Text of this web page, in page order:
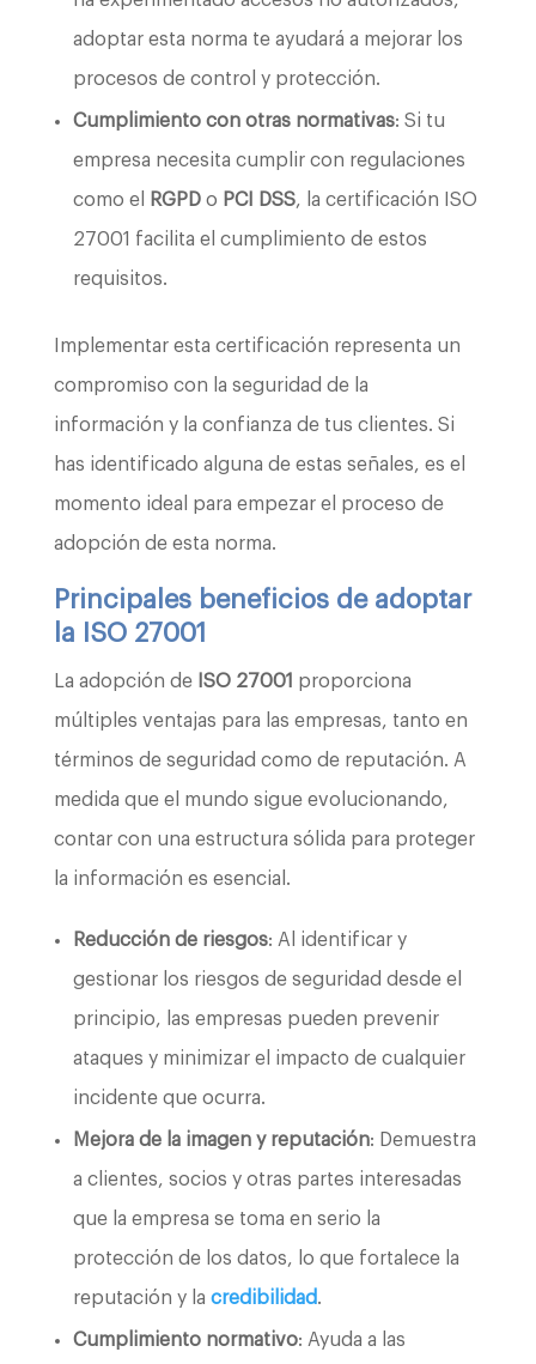
adoptar esta norma te ayudará a mejorar los
procesos de control y protección.
Cumplimiento con otras normativas: Si tu
empresa necesita cumplir con regulaciones
como el RGPDo PCI DSS, la certificación ISO
27001 facilita el cumplimiento de estos
requisitos.
Implementar esta certificación representa un
compromiso con la seguridad de la
información y la confianza de tus clientes. Si
has identificado alguna de estas señales, es el
momento ideal para empezar el proceso de
adopción de esta norma.
Principales beneficios de adoptar
la ISO 27001
La adopción de ISO 27001 proporciona
múltiples ventajas para las empresas, tanto en
términos de seguridad como de reputación. A
medida que el mundo sigue evolucionando,
contar con una estructura sólida para proteger
la información es esencial.
Reducción de riesgos: Al identificar y
gestionar los riesgos de seguridad desde el
principio, las empresas pueden prevenir
ataques y minimizar el impacto de cualquier
incidente que ocurra.
Mejora de la imagen y reputación: Demuestra
a clientes, socios y otras partes interesadas
que la empresa se toma en serio la
protección de los datos, lo que fortalece la
reputación y la credibilidad.
Cumplimiento normativo: Ayuda a las